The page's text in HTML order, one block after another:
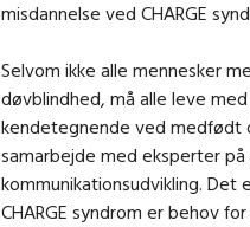
misdannelse ved CHARGE
Selvom ikke alle mennesker
døvblindhed, må alle leve
kendetegnende ved medfødt
samarbejde med eksperter
kommunikationsudvikling.
CHARGE syndrom er behov